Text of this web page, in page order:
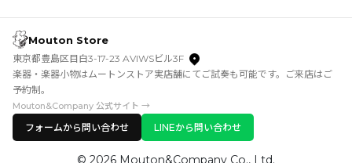
Mouton Store
東京都豊島区目白3-17-23 AVIWSビル3F
楽器・楽器小物はムートンストア実店舗にてご試奏も可能です。ご来店はご
予約制。
Mouton&Company 公式サイト →
フォームから問い合わせ LINEから問い合わせ
© 2026 Mouton&Company Co., Ltd.